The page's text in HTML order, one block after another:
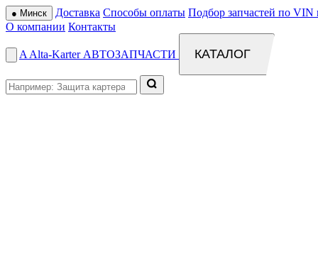
● Минск Доставка Способы оплаты Подбор запчастей по VIN
О компании Контакты
A Alta-Karter АВТОЗАПЧАСТИ КАТАЛОГ